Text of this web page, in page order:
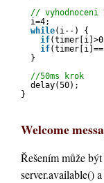
//
i=4;
while(i--) {
if
if
}
//50ms krok
delay(50);
}
Welcome
Řešením může
server.available()